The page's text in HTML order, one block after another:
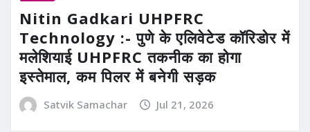
Nitin Gadkari UHPFRC
Technology :- पुणे के एलिवेटेड कॉरिडोर में
मलेशियाई UHPFRC तकनीक का होगा
इस्तेमाल, कम पिलर में बनेगी सड़क
Satvik Samachar Jul 21, 2026